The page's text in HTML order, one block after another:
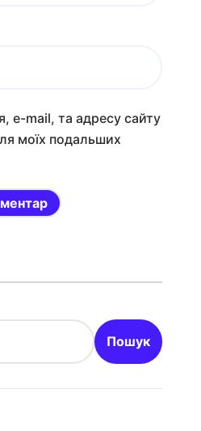
e-mail, та адресу сайту
моїх подальших
Пошук